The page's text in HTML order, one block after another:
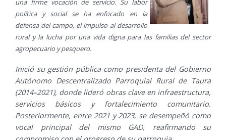
una firme vocación de servicio. Su labor
política y social se ha enfocado en la
defensa del campo, el impulso al desarrollo
rural y la lucha por una vida digna para las familias del sector
agropecuario y pesquero.
Inició su gestión pública como presidenta del Gobierno
Autónomo Descentralizado Parroquial Rural de Taura
(2014–2021), donde lideró obras clave en infraestructura,
servicios básicos y fortalecimiento comunitario.
Posteriormente, entre 2021 y 2023, se desempeñó como
vocal principal del mismo GAD, reafirmando su